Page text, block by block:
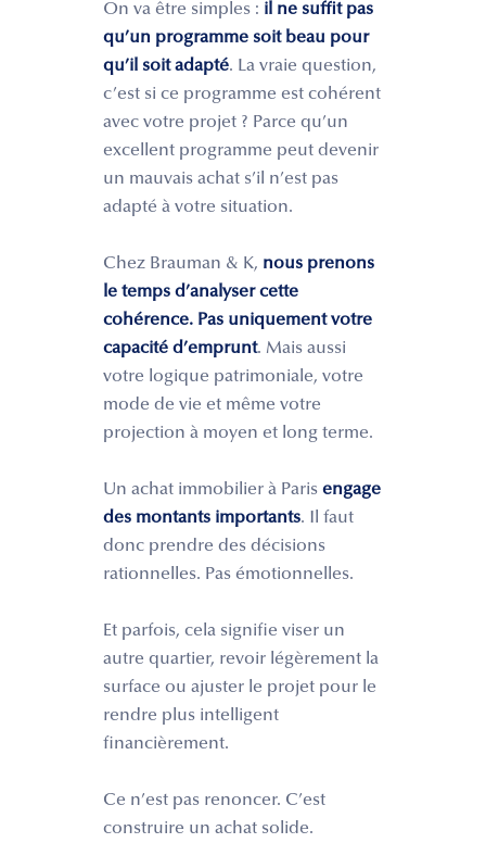
On va être simples : il ne suffit pas
qu’un programme soit beau pour
qu’il soit adapté. La vraie question,
c’est si ce programme est cohérent
avec votre projet ? Parce qu’un
excellent programme peut devenir
un mauvais achat s’il n’est pas
adapté à votre situation.
Chez Brauman & K, nous prenons
le temps d’analyser cette
cohérence. Pas uniquement votre
capacité d’emprunt. Mais aussi
votre logique patrimoniale, votre
mode de vie et même votre
projection à moyen et long terme.
Un achat immobilier à Paris engage
des montants importants. Il faut
donc prendre des décisions
rationnelles. Pas émotionnelles.
Et parfois, cela signifie viser un
autre quartier, revoir légèrement la
surface ou ajuster le projet pour le
rendre plus intelligent
financièrement.
Ce n’est pas renoncer. C’est
construire un achat solide.